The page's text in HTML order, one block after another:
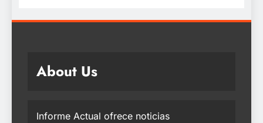
About Us
Informe Actual ofrece noticias